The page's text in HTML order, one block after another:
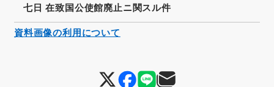
七日 在致国公使館廃止ニ関スル件
資料画像の利用について